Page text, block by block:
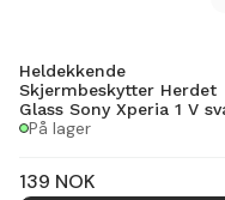
Heldekkende
Skjermbeskytter Herdet
Glass Sony Xperia 1 V
På lager
139 NOK